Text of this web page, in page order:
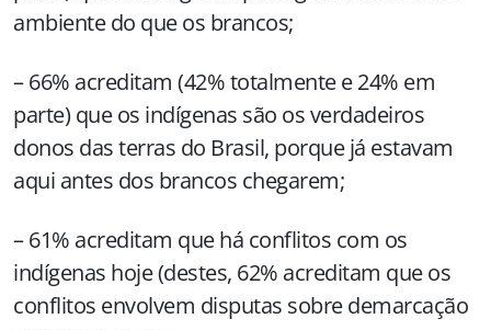
ambiente do que os brancos;
– 66% acreditam (42% totalmente e 24% em
parte) que os indígenas são os verdadeiros
donos das terras do Brasil, porque já estavam
aqui antes dos brancos chegarem;
– 61% acreditam que há conflitos com os
indígenas hoje (destes, 62% acreditam que os
conflitos envolvem disputas sobre demarcação